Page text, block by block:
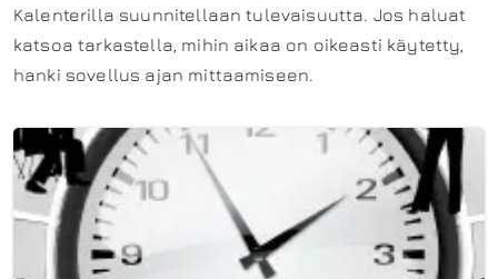
Kalenterilla suunnitellaan tulevaisuutta. Jos haluat
katsoa tarkastella, mihin aikaa on oikeasti käytetty,
hanki sovellus ajan mittaamiseen.